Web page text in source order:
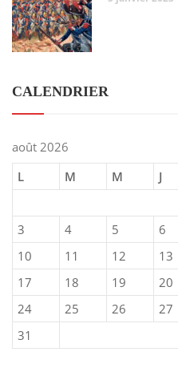
CALENDRIER
août 2026
L
M M J
3
4 5 6
10
11 12 13
17
18 19 20
24
25 26 27
31